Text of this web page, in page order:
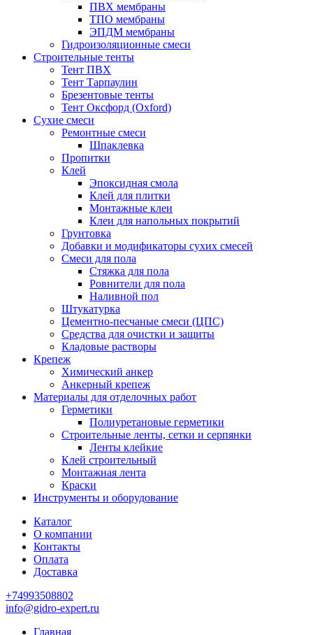
ПВХ мембраны
ТПО мембраны
ЭПДМ мембраны
Гидроизоляционные смеси
Строительные тенты
Тент ПВХ
Тент Тарпаулин
Брезентовые тенты
Тент Оксфорд (Oxford)
Сухие смеси
Ремонтные смеси
Шпаклевка
Пропитки
Клей
Эпоксидная смола
Клей для плитки
Монтажные клеи
Клеи для напольных покрытий
Грунтовка
Добавки и модификаторы сухих смесей
Смеси для пола
Стяжка для пола
Ровнители для пола
Наливной пол
Штукатурка
Цементно-песчаные смеси (ЦПС)
Средства для очистки и защиты
Кладовые растворы
Крепеж
Химический анкер
Анкерный крепеж
Материалы для отделочных работ
Герметики
Полиуретановые герметики
Строительные ленты, сетки и серпянки
Ленты клейкие
Клей строительный
Монтажная лента
Краски
Инструменты и оборудование
Каталог
О компании
Контакты
Оплата
Доставка
+74993508802
info@gidro-expert.ru
Главная